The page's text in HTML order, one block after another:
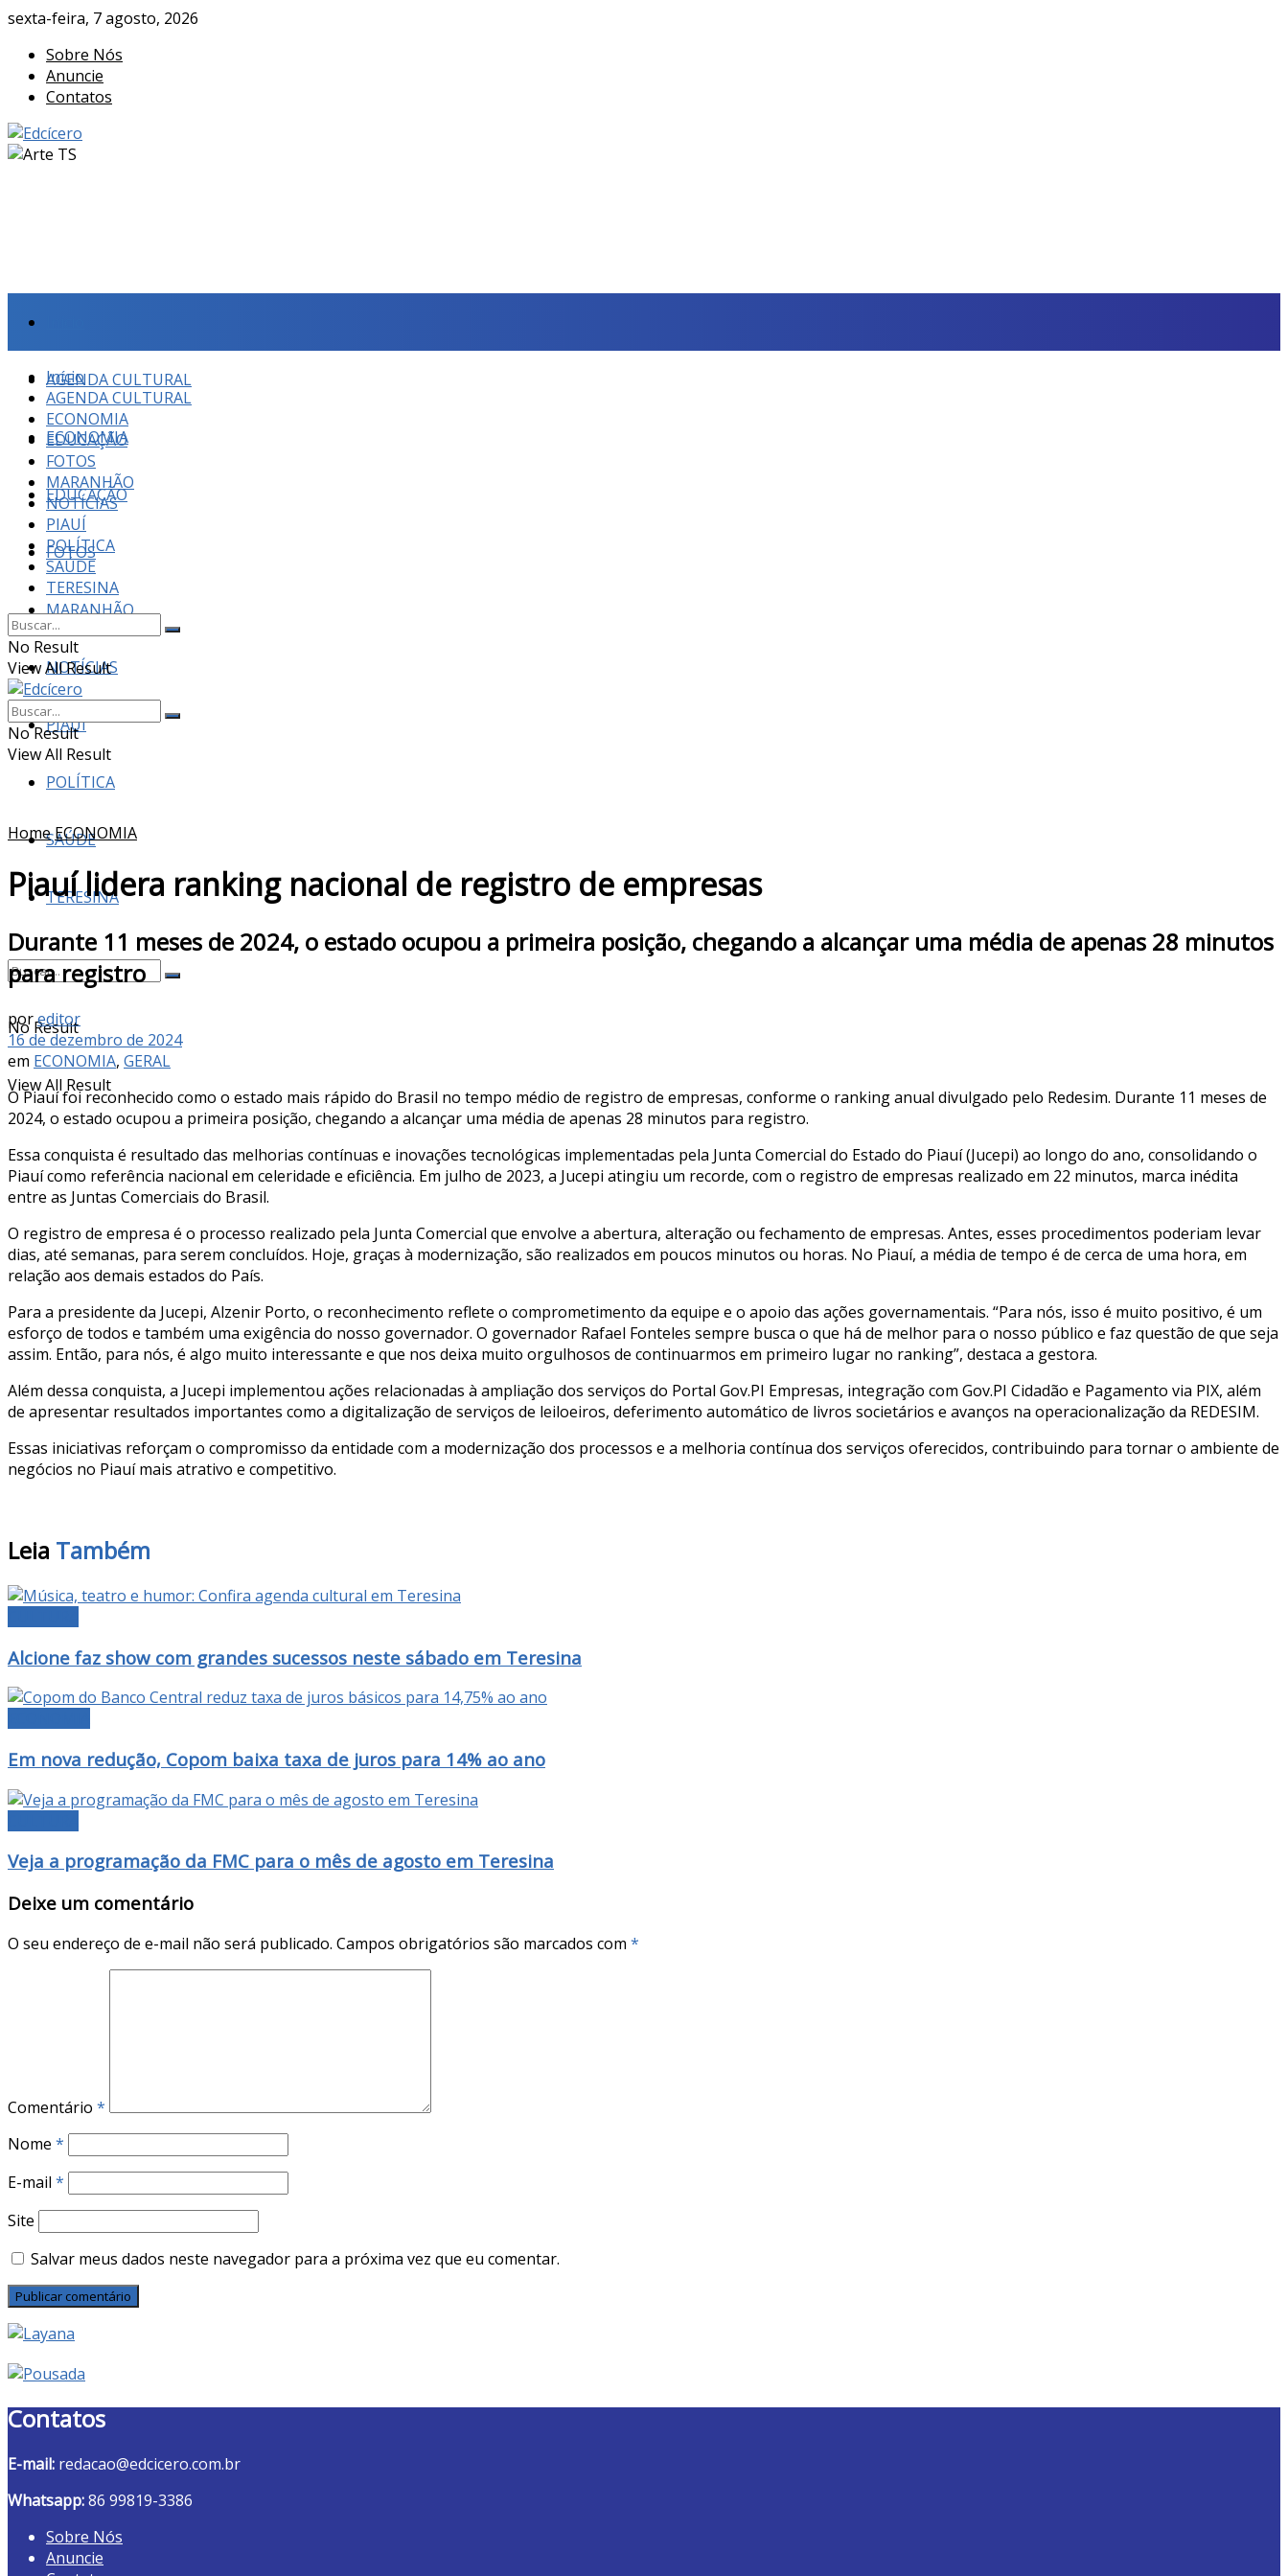
sexta-feira, 7 agosto, 2026
Sobre Nós
Anuncie
Contatos
AGENDA CULTURAL
ECONOMIA
EDUCAÇÃO
FOTOS
MARANHÃO
NOTÍCIAS
PIAUÍ
POLÍTICA
SAÚDE
TERESINA
No Result
View All Result
Início
AGENDA CULTURAL
ECONOMIA
EDUCAÇÃO
FOTOS
MARANHÃO
NOTÍCIAS
PIAUÍ
POLÍTICA
SAÚDE
TERESINA
No Result
View All Result
No Result
View All Result
Home ECONOMIA
Piauí lidera ranking nacional de registro de empresas
Durante 11 meses de 2024, o estado ocupou a primeira posição, chegando a alcançar uma média de apenas 28 minutos
para registro
poreditor
16 de dezembro de 2024
em ECONOMIA, GERAL
O Piauí foi reconhecido como o estado mais rápido do Brasil no tempo médio de registro de empresas, conforme o ranking anual divulgado pelo Redesim. Durante 11 meses de
2024, o estado ocupou a primeira posição, chegando a alcançar uma média de apenas 28 minutos para registro.
Essa conquista é resultado das melhorias contínuas e inovações tecnológicas implementadas pela Junta Comercial do Estado do Piauí (Jucepi) ao longo do ano, consolidando o
Piauí como referência nacional em celeridade e eficiência. Em julho de 2023, a Jucepi atingiu um recorde, com o registro de empresas realizado em 22 minutos, marca inédita
entre as Juntas Comerciais do Brasil.
O registro de empresa é o processo realizado pela Junta Comercial que envolve a abertura, alteração ou fechamento de empresas. Antes, esses procedimentos poderiam levar
dias, até semanas, para serem concluídos. Hoje, graças à modernização, são realizados em poucos minutos ou horas. No Piauí, a média de tempo é de cerca de uma hora, em
relação aos demais estados do País.
Para a presidente da Jucepi, Alzenir Porto, o reconhecimento reflete o comprometimento da equipe e o apoio das ações governamentais. “Para nós, isso é muito positivo, é um
esforço de todos e também uma exigência do nosso governador. O governador Rafael Fonteles sempre busca o que há de melhor para o nosso público e faz questão de que seja
assim. Então, para nós, é algo muito interessante e que nos deixa muito orgulhosos de continuarmos em primeiro lugar no ranking”, destaca a gestora.
Além dessa conquista, a Jucepi implementou ações relacionadas à ampliação dos serviços do Portal Gov.PI Empresas, integração com Gov.PI Cidadão e Pagamento via PIX, além
de apresentar resultados importantes como a digitalização de serviços de leiloeiros, deferimento automático de livros societários e avanços na operacionalização da REDESIM.
Essas iniciativas reforçam o compromisso da entidade com a modernização dos processos e a melhoria contínua dos serviços oferecidos, contribuindo para tornar o ambiente de
negócios no Piauí mais atrativo e competitivo.
Leia Também
Alcione faz show com grandes sucessos neste sábado em Teresina
Em nova redução, Copom baixa taxa de juros para 14% ao ano
Veja a programação da FMC para o mês de agosto em Teresina
Deixe um comentário
O seu endereço de e-mail não será publicado. Campos obrigatórios são marcados com *
Comentário *
Nome *
E-mail *
Site
Salvar meus dados neste navegador para a próxima vez que eu comentar.
Contatos
E-mail: redacao@edcicero.com.br
Whatsapp:86 99819-3386
Sobre Nós
Anuncie